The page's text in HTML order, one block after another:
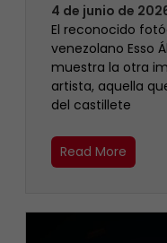
4 de junio de
‎El reconocido
venezolano Esso
muestra la otra
artista, aquella
del castillete ‎
Read More